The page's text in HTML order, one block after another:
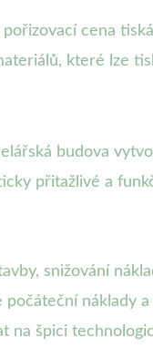
cena
které lze
budova
přitažlivé a
snižování
náklady
špici